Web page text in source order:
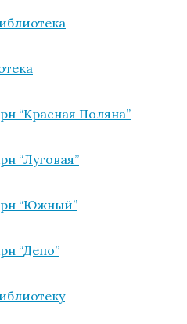
“Красная Поляна”
“Луговая”
“Южный”
“Депо”